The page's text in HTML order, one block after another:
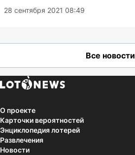
28 сентября 2021 08:49
Все новости
О проекте
Карточки вероятностей
Энциклопедия лотерей
Развлечения
Новости